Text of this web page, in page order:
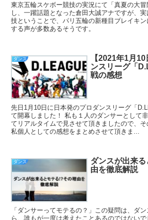
東京五輪スケボー競技の実況にて「真夏の大
し、一躍話題となった倉田大誠アナですが、
技ということで、パリ五輪の新種目ブレイキ
する声が多数あるそうです。
ダンス
【2021年1月
ンスリーグ「
戦の感想
先日1月10日に日本発のプロダンスリーグ「
て開幕しました！ 私も１人のダンサーとして
てリアルタイムで見させて頂きましたので、
私個人としての感想をまとめさせて頂きま...
ダンス
ダンスが出来
由を徹底解説
「ダンサーってモテるの？」この疑問は、ダ
ら、誰もが一度は考えたことあるのではない